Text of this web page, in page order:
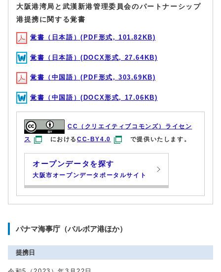
大阪港湾局と武漢新港管理委員会のパートナーシップ
港提携に関する覚書
覚書（日本語）(PDF形式, 101.82KB)
覚書（日本語）(DOCX形式, 27.64KB)
覚書（中国語）(PDF形式, 303.69KB)
覚書（中国語）(DOCX形式, 17.06KB)
CC（クリエイティブコモンズ）ライセン
ス
におけるCC-BY4.0 で提供いたします。
オープンデータを探す
大阪市オープンデータポータルサイト
パナマ海事庁（バルボア港ほか）
提携日